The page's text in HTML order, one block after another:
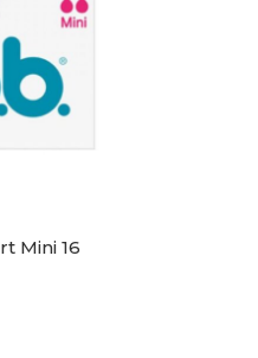
Mini 16